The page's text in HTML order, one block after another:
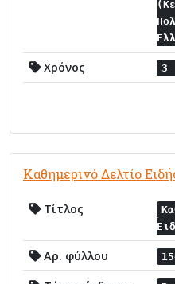
Χρόνος 3
Καθημερινό Δελτίο
Τίτλος
Αρ. φύλλου